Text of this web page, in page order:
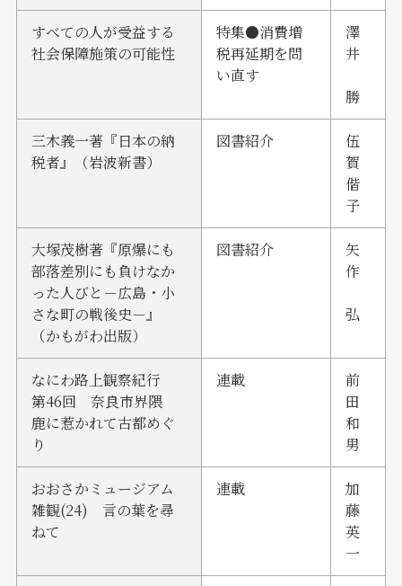
すべての人が受益する
社会保障施策の可能性
特集●消費増
税再延期を問
い直す
澤
井
勝
三木義一著『日本の納
税者』（岩波新書）
図書紹介
伍
賀
偕
子
大塚茂樹著『原爆にも
部落差別にも負けなか
った人びと－広島・小
さな町の戦後史－』
（かもがわ出版）
図書紹介
矢
作
弘
なにわ路上観察紀行
第46回 奈良市界隈
鹿に惹かれて古都めぐ
り
連載
前
田
和
男
おおさかミュージアム
雑観(24) 言の葉を尋
ねて
連載
加
藤
英
一